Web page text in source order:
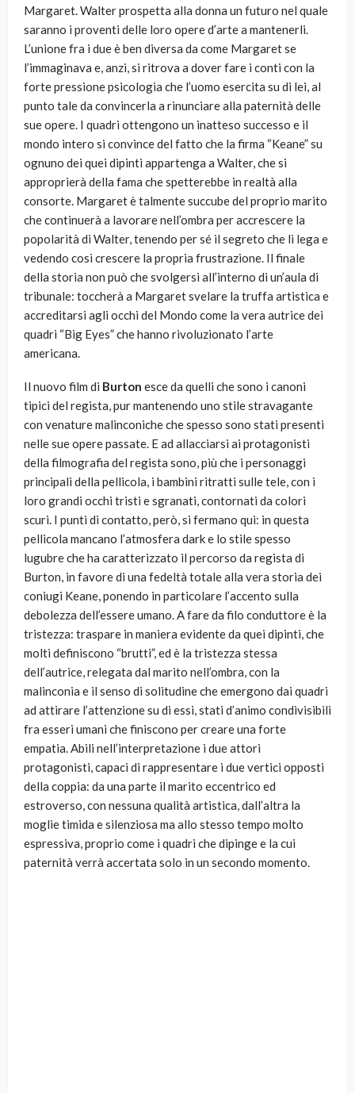
Margaret. Walter prospetta alla donna un futuro nel quale
saranno i proventi delle loro opere d’arte a mantenerli.
L’unione fra i due è ben diversa da come Margaret se
l’immaginava e, anzi, si ritrova a dover fare i conti con la
forte pressione psicologia che l’uomo esercita su di lei, al
punto tale da convincerla a rinunciare alla paternità delle
sue opere. I quadri ottengono un inatteso successo e il
mondo intero si convince del fatto che la firma “Keane” su
ognuno dei quei dipinti appartenga a Walter, che si
approprierà della fama che spetterebbe in realtà alla
consorte. Margaret è talmente succube del proprio marito
che continuerà a lavorare nell’ombra per accrescere la
popolarità di Walter, tenendo per sé il segreto che li lega e
vedendo così crescere la propria frustrazione. Il finale
della storia non può che svolgersi all’interno di un’aula di
tribunale: toccherà a Margaret svelare la truffa artistica e
accreditarsi agli occhi del Mondo come la vera autrice dei
quadri “Big Eyes” che hanno rivoluzionato l’arte
americana.
Il nuovo film di Burton esce da quelli che sono i canoni
tipici del regista, pur mantenendo uno stile stravagante
con venature malinconiche che spesso sono stati presenti
nelle sue opere passate. E ad allacciarsi ai protagonisti
della filmografia del regista sono, più che i personaggi
principali della pellicola, i bambini ritratti sulle tele, con i
loro grandi occhi tristi e sgranati, contornati da colori
scuri. I punti di contatto, però, si fermano qui: in questa
pellicola mancano l’atmosfera dark e lo stile spesso
lugubre che ha caratterizzato il percorso da regista di
Burton, in favore di una fedeltà totale alla vera storia dei
coniugi Keane, ponendo in particolare l’accento sulla
debolezza dell’essere umano. A fare da filo conduttore è la
tristezza: traspare in maniera evidente da quei dipinti, che
molti definiscono “brutti”, ed è la tristezza stessa
dell’autrice, relegata dal marito nell’ombra, con la
malinconia e il senso di solitudine che emergono dai quadri
ad attirare l’attenzione su di essi, stati d’animo condivisibili
fra esseri umani che finiscono per creare una forte
empatia. Abili nell’interpretazione i due attori
protagonisti, capaci di rappresentare i due vertici opposti
della coppia: da una parte il marito eccentrico ed
estroverso, con nessuna qualità artistica, dall’altra la
moglie timida e silenziosa ma allo stesso tempo molto
espressiva, proprio come i quadri che dipinge e la cui
paternità verrà accertata solo in un secondo momento.